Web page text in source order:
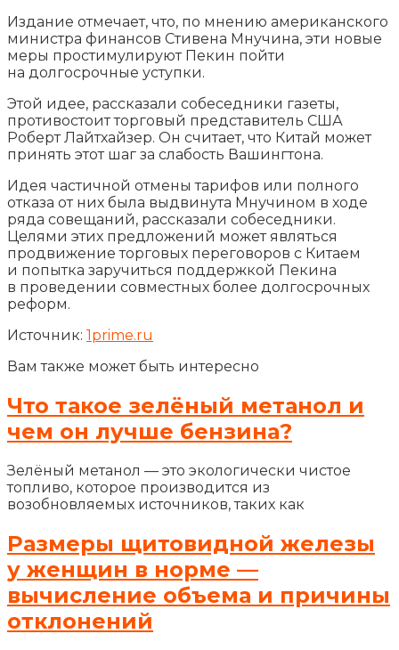
Издание отмечает, что, по мнению американского
министра финансов Стивена Мнучина, эти новые
меры простимулируют Пекин пойти
на долгосрочные уступки.
Этой идее, рассказали собеседники газеты,
противостоит торговый представитель США
Роберт Лайтхайзер​. Он считает, что Китай может
принять этот шаг за слабость Вашингтона.
Идея частичной отмены тарифов или полного
отказа от них была выдвинута Мнучином в ходе
ряда совещаний, рассказали собеседники.
Целями этих предложений может являться
продвижение торговых переговоров с Китаем
и попытка заручиться поддержкой Пекина
в проведении совместных более долгосрочных
реформ.
Источник: 1prime.ru
Вам также может быть интересно
Что такое зелёный метанол и
чем он лучше бензина?
Зелёный метанол — это экологически чистое
топливо, которое производится из
возобновляемых источников, таких как
Размеры щитовидной железы
у женщин в норме —
вычисление объема и причины
отклонений